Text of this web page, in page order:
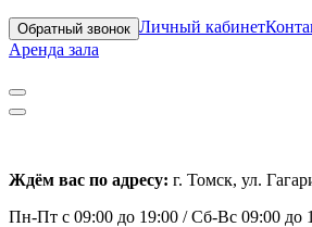
Обратный звонок Личный кабинет
Аренда зала
Ждём вас по адресу: г. Томск, ул.
Пн-Пт с 09:00 до 19:00 /Сб-Вс 09:00 до